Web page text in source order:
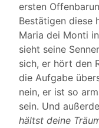
ersten
Bestätigen diese
Maria dei Monti
sieht seine
sich, er hört den
die Aufgabe
nein, er ist so
sein. Und
hältst deine